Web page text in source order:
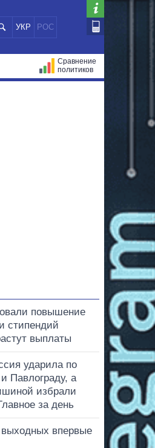
УКР РОС
Сравнение
политиков
повышение
стипендий
выплаты
ударила по
Павлограду, а
избрали
за день
впервые